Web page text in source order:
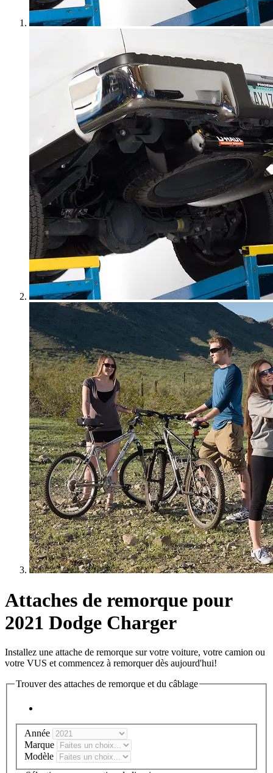
Attaches de remorque pour
2021 Dodge Charger
Installez une attache de remorque sur votre voiture, votre camion ou
votre VUS et commencez à remorquer dès aujourd'hui!
Trouver des attaches de remorque et du câblage
Année
Marque
Modèle